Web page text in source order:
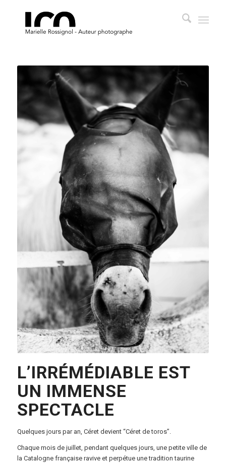
L’IRRÉMÉDIABLE EST
UN IMMENSE
SPECTACLE
Quelques jours par an, Céret devient “Céret de toros”.
Chaque mois de juillet, pendant quelques jours, une petite ville de
la Catalogne française ravive et perpétue une tradition taurine